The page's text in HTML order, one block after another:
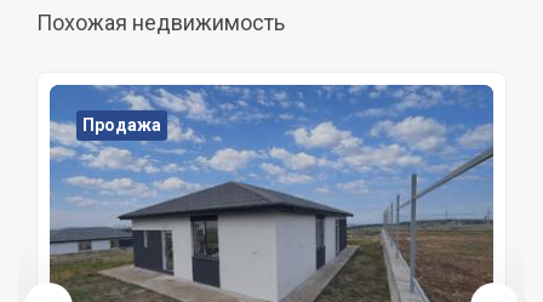
Похожая недвижимость
Продажа